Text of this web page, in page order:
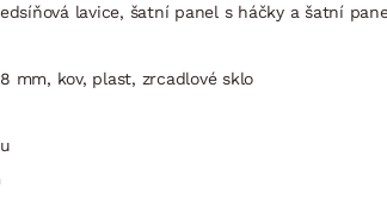
lavice, šatní panel s háčky a šatní
mm, kov, plast, zrcadlové sklo